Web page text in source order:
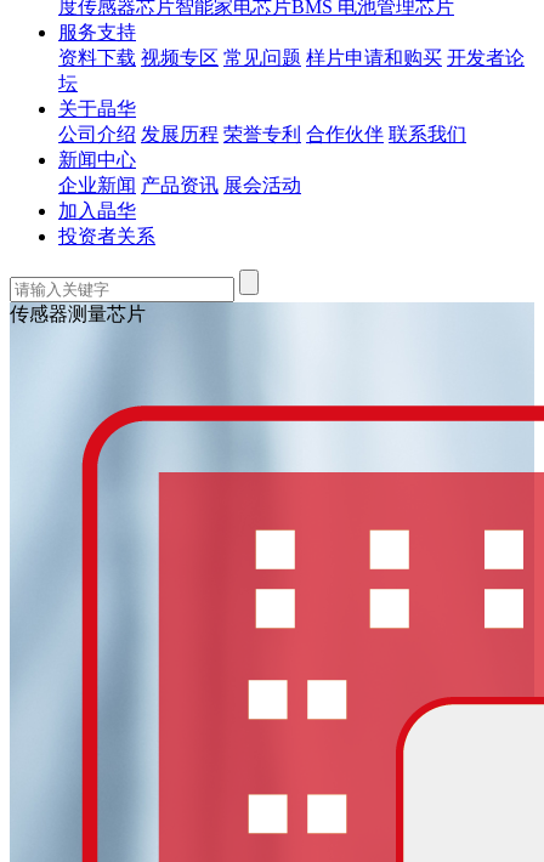
度传感器芯片智能家电芯片BMS 电池管理芯片
服务支持
资料下载 视频专区 常见问题 样片申请和购买 开发者论
坛
关于晶华
公司介绍 发展历程 荣誉专利 合作伙伴 联系我们
新闻中心
企业新闻 产品资讯 展会活动
加入晶华
投资者关系
传感器测量芯片